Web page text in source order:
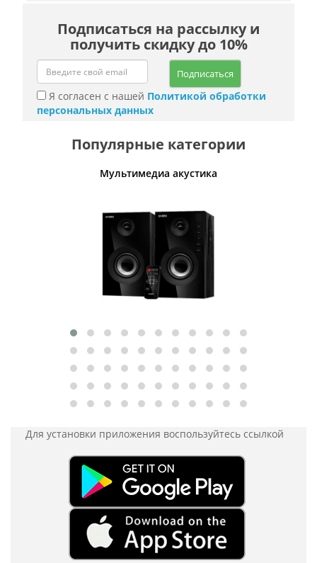
Подписаться на рассылку и
получить скидку до 10%
Подписаться
Я согласен с нашей Политикой обработки
персональных данных
Популярные категории
Мультимедиа акустика
Для установки приложения воспользуйтесь ссылкой